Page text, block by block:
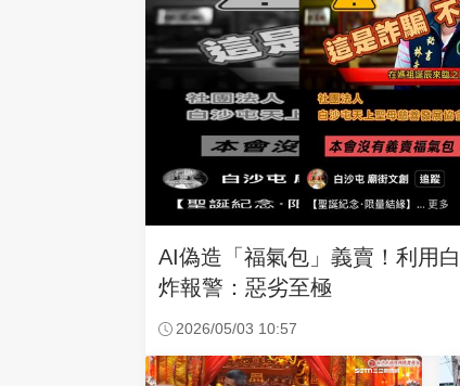
AI偽造「福氣包」義賣！利用
炸報警：惡劣至極
2026/05/03 10:57